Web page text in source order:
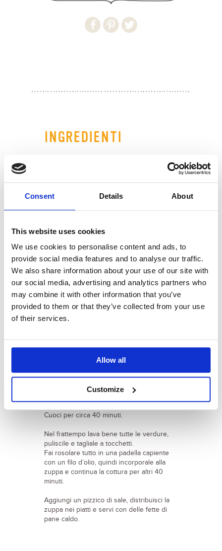
Consent Details About
This website uses cookies
We use cookies to personalise content and ads, to
provide social media features and to analyse our traffic.
We also share information about your use of our site with
our social media, advertising and analytics partners who
may combine it with other information that you’ve
provided to them or that they’ve collected from your use
of their services.
Allow all
Customize
INGREDIENTI
Bio Nuova Terra
40 g di fagiolini
2 zucchine
Sale
PREPARAZIONE
Metti la Gran Zuppa di Legumi in ammollo in
acqua fredda, per una notte.
Scolala, sciacquala velocemente sotto
capiente.
Copri con acqua fredda salata e porta ad
ebollizione: l’acqua deve coprire la
Cuoci a fuoco medio senza coperchio e
mescola per evitare che la zuppa si attacchi
Cuoci per circa 40 minuti.
Nel frattempo lava bene tutte le verdure,
puliscile e tagliale a tocchetti.
Fai rosolare tutto in una padella capiente
con un filo d’olio, quindi incorporale alla
zuppa e continua la cottura per altri 40
minuti.
Aggiungi un pizzico di sale, distribuisci la
zuppa nei piatti e servi con delle fette di
pane caldo.